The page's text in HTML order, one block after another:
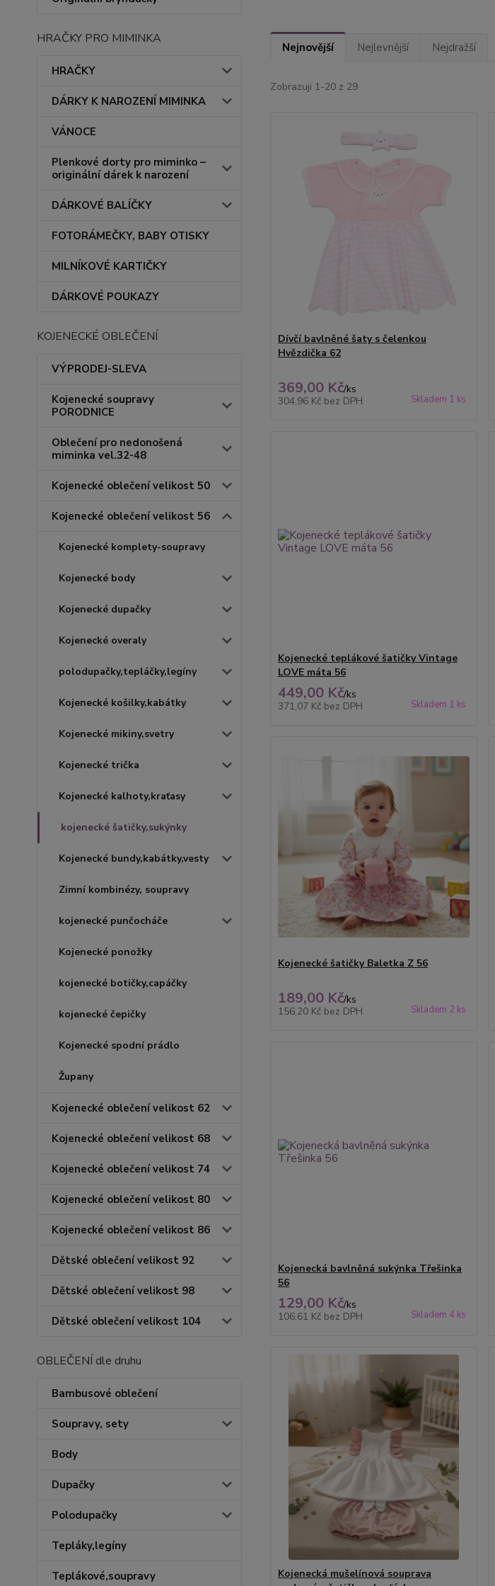
HRAČKY PRO MIMINKA
HRAČKY
DÁRKY K NAROZENÍ MIMINKA
VÁNOCE
Plenkové dorty pro miminko –
originální dárek k narození
DÁRKOVÉ BALÍČKY
FOTORÁMEČKY, BABY OTISKY
MILNÍKOVÉ KARTIČKY
DÁRKOVÉ POUKAZY
KOJENECKÉ OBLEČENÍ
VÝPRODEJ-SLEVA
Kojenecké soupravy
PORODNICE
Oblečení pro nedonošená
miminka vel.32-48
Kojenecké oblečení velikost 50
Kojenecké oblečení velikost 56
Kojenecké komplety-soupravy
Kojenecké body
Kojenecké dupačky
Kojenecké overaly
polodupačky,tepláčky,legíny
Kojenecké košilky,kabátky
Kojenecké mikiny,svetry
Kojenecké trička
Kojenecké kalhoty,kraťasy
kojenecké šatičky,sukýnky
Kojenecké bundy,kabátky,vesty
Zimní kombinézy, soupravy
kojenecké punčocháče
Kojenecké ponožky
kojenecké botičky,capáčky
kojenecké čepičky
Kojenecké spodní prádlo
Župany
Kojenecké oblečení velikost 62
Kojenecké oblečení velikost 68
Kojenecké oblečení velikost 74
Kojenecké oblečení velikost 80
Kojenecké oblečení velikost 86
Dětské oblečení velikost 92
Dětské oblečení velikost 98
Dětské oblečení velikost 104
OBLEČENÍ dle druhu
Bambusové oblečení
Soupravy, sety
Body
Dupačky
Polodupačky
Tepláky,legíny
Teplákové,soupravy
Nejnovější Nejlevnější Nejdražší
Zobrazuji 1-20 z 29
Dívčí bavlněné šaty s čelenkou
Hvězdička 62
369,00 Kč/ks
304,96 Kč bez DPH Skladem 1 ks
Kojenecké teplákové šatičky Vintage
LOVE máta 56
449,00 Kč/ks
371,07 Kč bez DPH Skladem 1 ks
Kojenecké šatičky Baletka Z 56
189,00 Kč/ks
156,20 Kč bez DPH Skladem 2 ks
Kojenecká bavlněná sukýnka Třešinka
56
129,00 Kč/ks
106,61 Kč bez DPH Skladem 4 ks
Kojenecká mušelínová souprava